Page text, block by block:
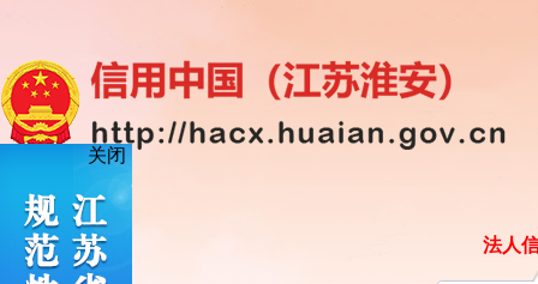
法人
关闭